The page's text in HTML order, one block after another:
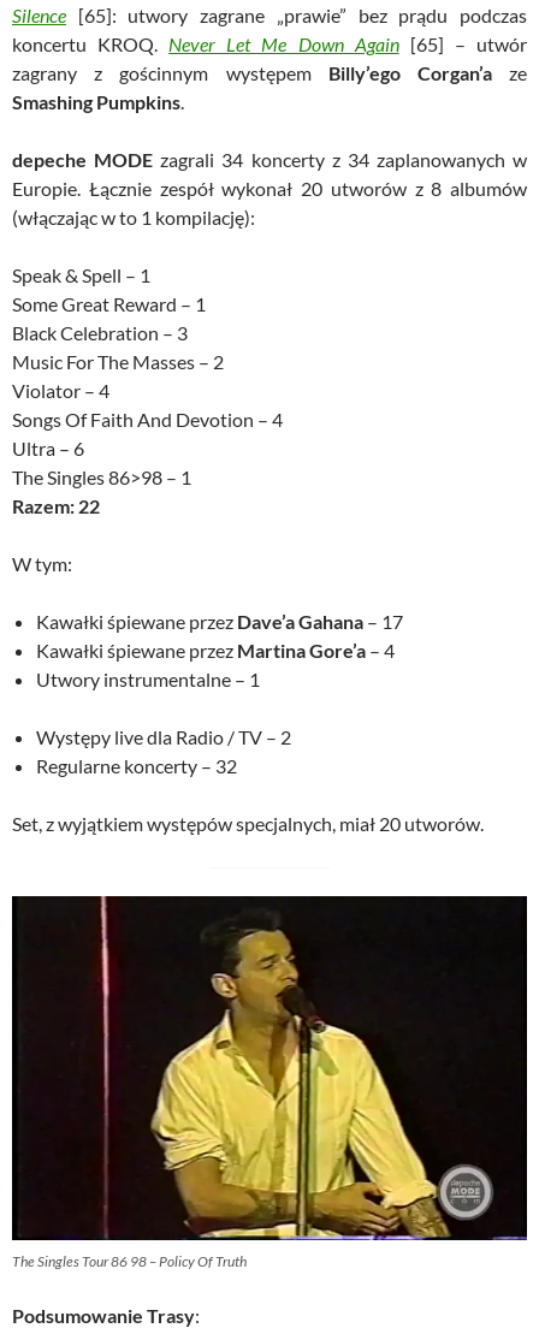
Silence [65]: utwory zagrane „prawie” bez prądu podczas
koncertu KROQ. Never Let Me Down Again[65] – utwór
zagrany z gościnnym występem Billy’ego Corgan’aze
Smashing Pumpkins.
depeche MODE zagrali 34 koncerty z 34 zaplanowanych w
Europie. Łącznie zespół wykonał 20 utworów z 8 albumów
(włączając w to 1 kompilację):
Speak & Spell – 1
Some Great Reward – 1
Black Celebration – 3
Music For The Masses – 2
Violator – 4
Songs Of Faith And Devotion – 4
Ultra – 6
The Singles 86>98 – 1
Razem: 22
W tym:
Kawałki śpiewane przez Dave’a Gahana – 17
Kawałki śpiewane przez Martina Gore’a – 4
Utwory instrumentalne – 1
Występy live dla Radio / TV – 2
Regularne koncerty – 32
Set, z wyjątkiem występów specjalnych, miał 20 utworów.
The Singles Tour 86 98 – Policy Of Truth
Podsumowanie Trasy: